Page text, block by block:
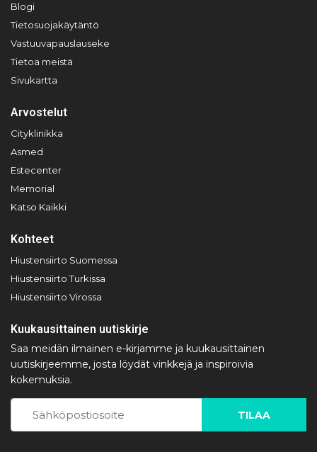
Blogi
Tietosuojakäytäntö
Vastuuvapauslauseke
Tietoa meistä
Sivukartta
Arvostelut
Cityklinikka
Asmed
Estecenter
Memorial
Katso Kaikki
Kohteet
Hiustensiirto Suomessa
Hiustensiirto Turkissa
Hiustensiirto Virossa
Kuukausittainen uutiskirje
Saa meidän ilmainen e-kirjamme ja kuukausittainen
uutiskirjeemme, josta löydät vinkkejä ja inspiroivia
kokemuksia.
TILAA